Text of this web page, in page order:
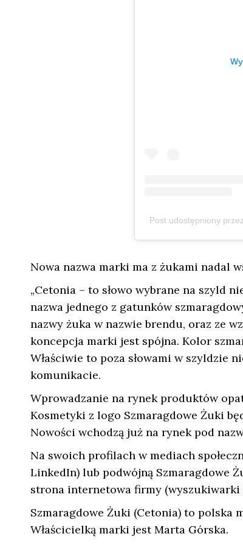
Post udostępniony
Nowa nazwa marki ma z żukami nadal
„Cetonia – to słowo wybrane na szyld
nazwa jednego z gatunków
nazwy żuka w nazwie brendu, oraz ze
koncepcja marki jest spójna. Kolor
Właściwie to poza słowami w szyldzie
komunikacie.
Wprowadzanie na rynek produktów
Kosmetyki z logo Szmaragdowe Żuki
Nowości wchodzą już na rynek pod
Na swoich profilach w mediach
LinkedIn) lub podwójną Szmaragdowe
strona internetowa firmy (wyszukiwarki
Szmaragdowe Żuki (Cetonia) to polska
Właścicielką marki jest Marta Górska.